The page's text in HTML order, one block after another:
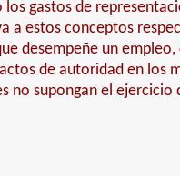
gastos de
a estos conceptos
desempeñe un
de autoridad en los
no supongan el ejercicio